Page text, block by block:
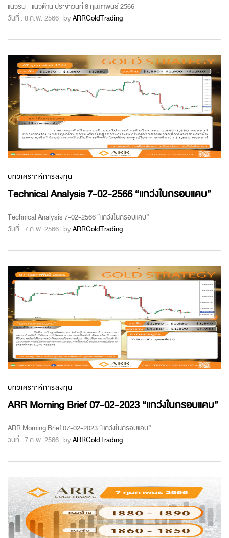
แนวรับ - แนวต้าน ประจำวันที่ 8 กุมภาพันธ์ 2566
วันที่ : 8 ก.พ. 2566 | byARRGoldTrading
บทวิเคราะห์การลงทุน
Technical Analysis 7-02-2566 “แกว่งในกรอบแคบ”
Technical Analysis 7-02-2566 “แกว่งในกรอบแคบ”
วันที่ : 7 ก.พ. 2566 | byARRGoldTrading
บทวิเคราะห์การลงทุน
ARR Morning Brief 07-02-2023 “แกว่งในกรอบแคบ”
ARR Morning Brief 07-02-2023 “แกว่งในกรอบแคบ”
วันที่ : 7 ก.พ. 2566 | byARRGoldTrading